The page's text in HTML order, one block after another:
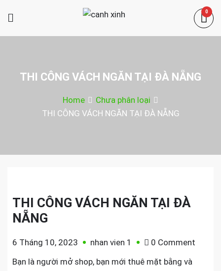
canh xinh
Shop bán manơcanh, phụ kiện mở
0
THI CÔNG VÁCH NGĂN TẠI ĐÀ NẴNG
Home
Chưa phân loại
THI CÔNG VÁCH NGĂN TẠI ĐÀ NẴNG
THI CÔNG VÁCH NGĂN TẠI ĐÀ
NẴNG
6 Tháng 10, 2023 nhan vien 1 0 Comment
Bạn là người mở shop, bạn mới thuê mặt bằng và